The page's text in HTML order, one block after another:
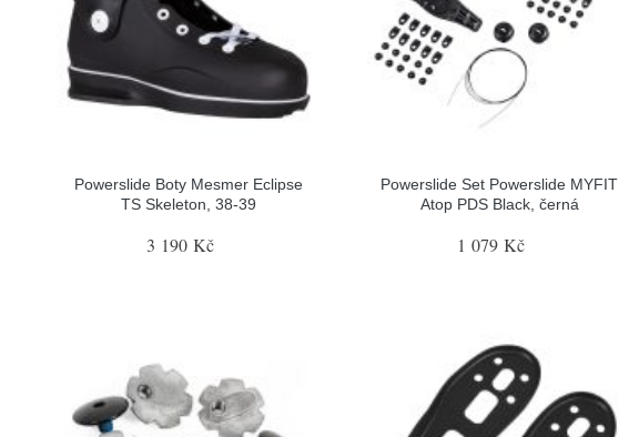
Powerslide Boty Mesmer Eclipse
TS Skeleton, 38-39
3 190 Kč
Powerslide Set Powerslide MYFIT
Atop PDS Black, černá
1 079 Kč